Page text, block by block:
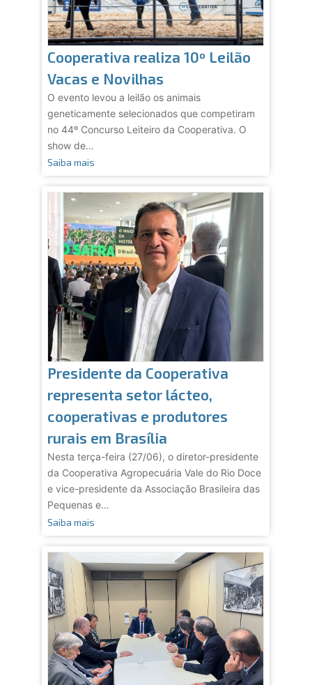
Cooperativa realiza 10º Leilão
Vacas e Novilhas
O evento levou a leilão os animais
geneticamente selecionados que competiram
no 44º Concurso Leiteiro da Cooperativa. O
show de…
Saiba mais
Presidente da Cooperativa
representa setor lácteo,
cooperativas e produtores
rurais em Brasília
Nesta terça-feira (27/06), o diretor-presidente
da Cooperativa Agropecuária Vale do Rio Doce
e vice-presidente da Associação Brasileira das
Pequenas e…
Saiba mais